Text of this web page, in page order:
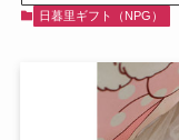
日暮里ギフト（NPG）